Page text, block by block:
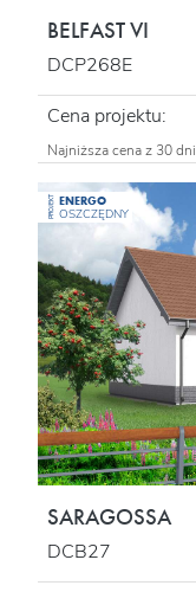
BELFAST VI
DCP268E
Cena projektu:
Najniższa cena z 30
PROJEKT ENERGO
OSZCZĘDNY
SARAGOSSA
DCB27